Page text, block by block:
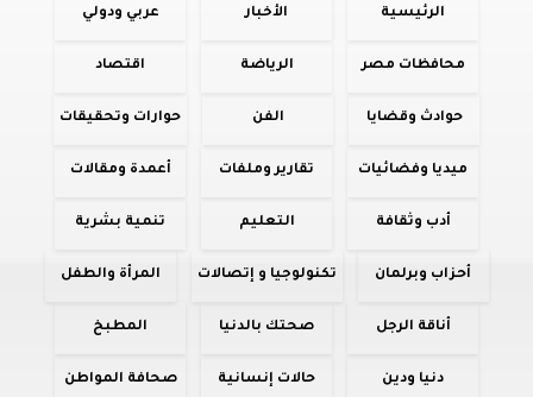
الرئيسية الأخبار عربي ودولي
محافظات مصر الرياضة اقتصاد
حوادث وقضايا الفن حوارات وتحقيقات
ميديا وفضائيات تقارير وملفات أعمدة ومقالات
أدب وثقافة التعليم تنمية بشرية
أحزاب وبرلمان تكنولوجيا و إتصالات المرأة والطفل
أناقة الرجل صحتك بالدنيا المطبخ
دنيا ودين حالات إنسانية صحافة المواطن